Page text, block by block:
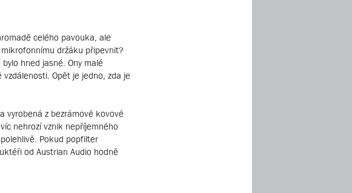
celého pavouka, ale
držáku připevnit?
hned jasné. Ony malé
Opět je jedno, zda je
vyrobená z bezrámové kovové
nehrozí vznik nepříjemného
Pokud popfilter
od Austrian Audio hodně